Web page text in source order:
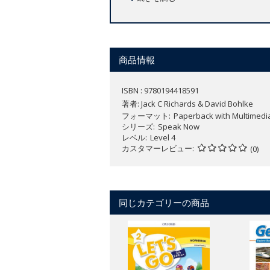
全4レベル（レベル1 ～レベル4）
商品情報
ISBN : 9780194418591
著者: Jack C Richards & David Bohlke
フォーマット
Paperback with
シリーズ Speak Now
レベル Level 4
カスタマーレビュー
(0)
同じカテゴリーの商品